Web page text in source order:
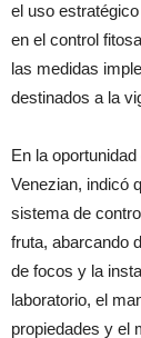
el uso
en el control
las medidas
destinados a la
En la
Venezian, indicó
sistema de
fruta, abarcando
de focos y la
laboratorio, el
propiedades y el